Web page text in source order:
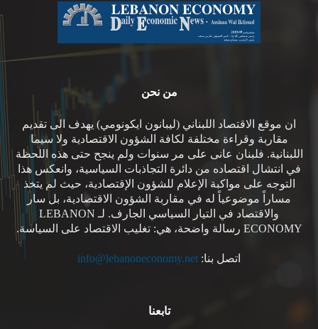
من نحن
ان موقع الاقتصاد اللبناني (ليبانون ايكونومي) يهدف الى تقديم
مقاربة وقراءة مختلفة لكافة الشؤون الاقتصادية ولا سيما
اللبنانية. فلبنان عانى على مر سنوات ولم ينجح حتى هذه اللحظة
في انتشال اقتصاده من دائرة التجاذبات السياسية، وانعكس هذا
التوجه على مواكبة الإعلام للشؤون الإقتصادية، حيث لم يتخذ
مساراً موضوعياً له في مقاربة الشؤون الاقتصادية، بل سار
والاقتصاد في التيار السياسي الجارف. لـ LEBANON
ECONOMY رسالة واضحة، هي: تغليب الاقتصاد على السياسة.
اتصل بنا: info@lebanoneconomy.net
تابعنا